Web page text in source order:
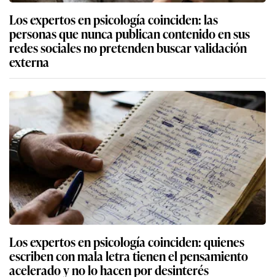
Los expertos en psicología coinciden: las
personas que nunca publican contenido en sus
redes sociales no pretenden buscar validación
externa
Los expertos en psicología coinciden: quienes
escriben con mala letra tienen el pensamiento
acelerado y no lo hacen por desinterés